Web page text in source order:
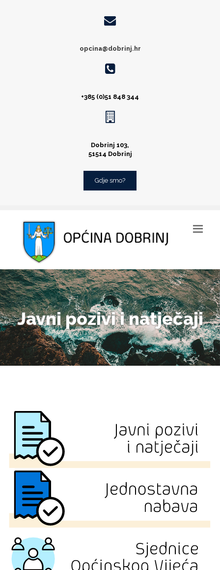
opcina@dobrinj.hr
+385 (0)51 848 344
Dobrinj 103,
51514 Dobrinj
Gdje smo?
Javni pozivi i natječaji